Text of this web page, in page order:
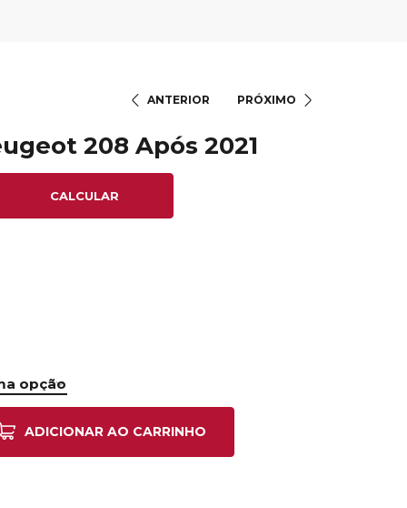
ANTERIOR PRÓXIMO
208 Após 2021
CALCULAR
ADICIONAR AO CARRINHO